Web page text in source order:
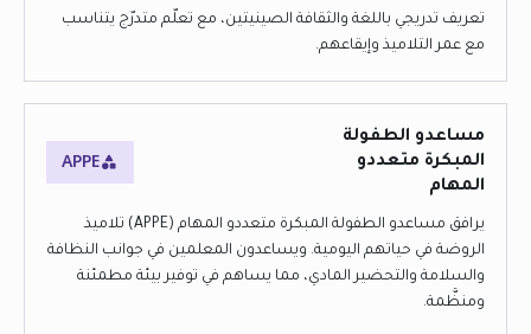
تعريف تدريجي باللغة والثقافة الصينيتين، مع تعلّم متدرّج يتناسب
مع عمر التلاميذ وإيقاعهم.
مساعدو الطفولة
المبكرة متعددو
المهام
APPE
يرافق مساعدو الطفولة المبكرة متعددو المهام (APPE) تلاميذ
الروضة في حياتهم اليومية. ويساعدون المعلمين في جوانب النظافة
والسلامة والتحضير المادي، مما يساهم في توفير بيئة مطمئنة
ومنظَّمة.